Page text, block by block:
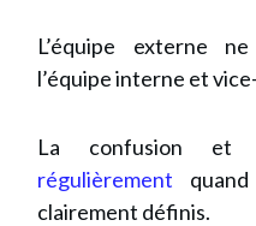
L’équipe externe
l’équipe interne et
La confusion et
régulièrement
clairement définis.